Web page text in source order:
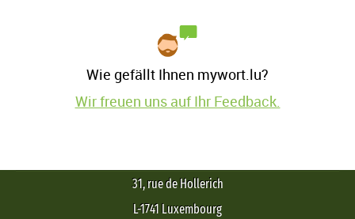
Wie gefällt Ihnen mywort.lu?
Wir freuen uns auf Ihr Feedback.
31, rue de Hollerich
L-1741 Luxembourg